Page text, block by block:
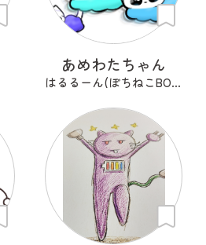
あめわたちゃん
はるるーん(ぽちねこBOOKS)